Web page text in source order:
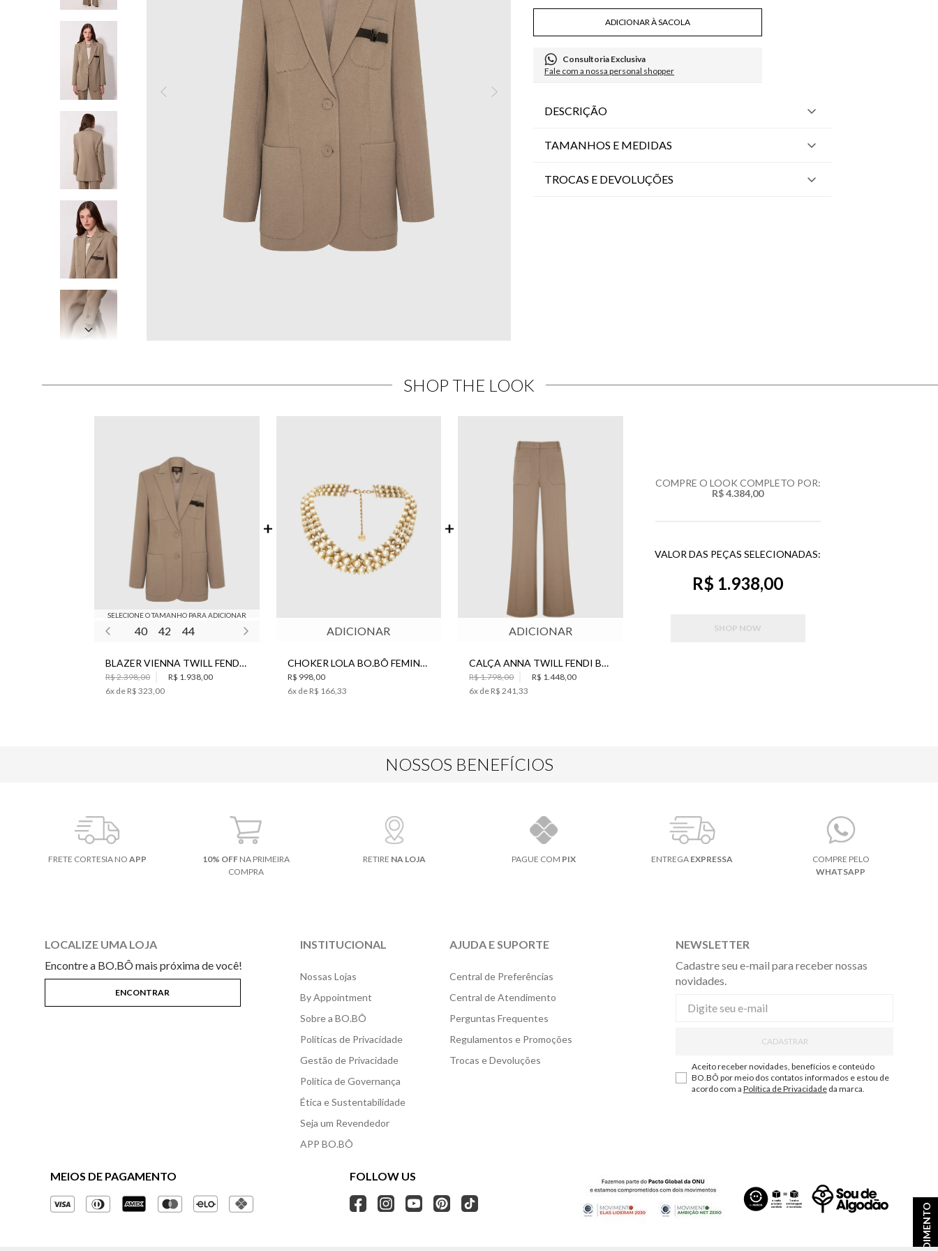
ADICIONAR À SACOLA
Consultoria Exclusiva
Fale com a nossa personal shopper
DESCRIÇÃO
TAMANHOS E MEDIDAS
TROCAS E DEVOLUÇÕES
SHOP THE LOOK
SELECIONE O TAMANHO PARA ADICIONAR
40 42 44
BLAZER VIENNA TWILL FENDI BO.BÔ FEMININO
R$ 2.398,00
R$ 1.938,00
6x de R$ 323,00
ADICIONAR
CHOKER LOLA BO.BÔ FEMININO
R$ 998,00
6x de R$ 166,33
ADICIONAR
CALÇA ANNA TWILL FENDI BO.BÔ FEMININA
R$ 1.798,00
R$ 1.448,00
6x de R$ 241,33
COMPRE O LOOK COMPLETO POR:
R$ 4.384,00
VALOR DAS PEÇAS SELECIONADAS:
R$ 1.938,00
SHOP NOW
NOSSOS BENEFÍCIOS
FRETE CORTESIA NO APP 10% OFFNA PRIMEIRA
COMPRA
RETIRE NA LOJA PAGUE COM PIX ENTREGA EXPRESSA
COMPRE PELO
WHATSAPP
LOCALIZE UMA LOJA
Encontre a BO.BÔ mais próxima de você!
INSTITUCIONAL
Nossas Lojas
By Appointment
Sobre a BO.BÔ
Políticas de Privacidade
Gestão de Privacidade
Política de Governança
Ética e Sustentabilidade
Seja um Revendedor
APP BO.BÔ
AJUDA E SUPORTE
Central de Preferências
Central de Atendimento
Perguntas Frequentes
Regulamentos e Promoções
Trocas e Devoluções
NEWSLETTER
Cadastre seu e-mail para receber nossas
novidades.
CADASTRAR
Aceito receber novidades, benefícios e conteúdo
BO.BÔ por meio dos contatos informados e estou de
acordo com a Política de Privacidadeda marca.
MEIOS DE PAGAMENTO FOLLOW US